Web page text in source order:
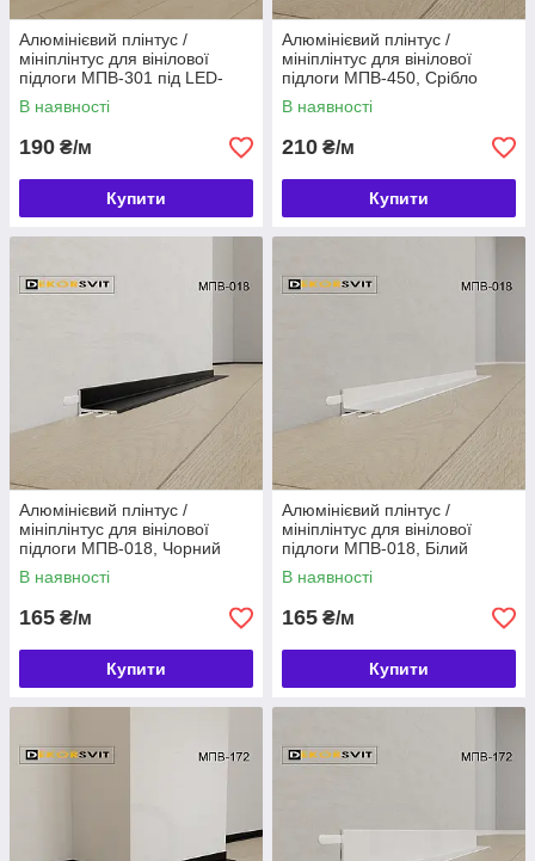
Алюмінієвий плінтус /
мініплінтус для вінілової
підлоги МПВ-301 під LED-
стрічку, Срібло
В наявності
190 ₴/м
Купити
Алюмінієвий плінтус /
мініплінтус для вінілової
підлоги МПВ-450, Срібло
В наявності
210 ₴/м
Купити
Алюмінієвий плінтус /
мініплінтус для вінілової
підлоги МПВ-018, Чорний
В наявності
165 ₴/м
Купити
Алюмінієвий плінтус /
мініплінтус для вінілової
підлоги МПВ-018, Білий
В наявності
165 ₴/м
Купити